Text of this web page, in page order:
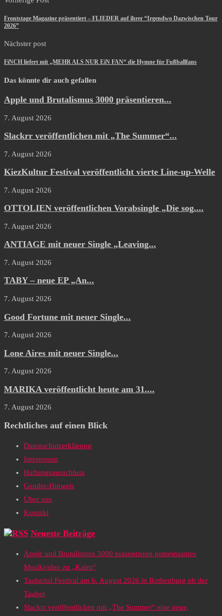
Frontstage Magazine präsentiert – FLIEDER auf ihrer “Irgendwo Dazwischen Tour
2026”
Nächster post
FiNCH liefert mit „MEHR ALS NUR EiN FAN“ die Hymne für Fußballfans
Das könnte dir auch gefallen
Apple und Brutalismus 3000 präsentieren...
7. August 2026
Slackrr veröffentlichen mit „The Summer“...
7. August 2026
KiezKultur Festival veröffentlicht vierte Line-up-Welle
7. August 2026
OTTOLIEN veröffentlichen Vorabsingle „Die sog....
7. August 2026
ANTIAGE mit neuer Single „Leaving...
7. August 2026
TABY – neue EP „An...
7. August 2026
Good Fortune mit neuer Single...
7. August 2026
Lone Aires mit neuer Single...
7. August 2026
MARIKA veröffentlicht heute am 31....
7. August 2026
Rechtliches auf einen Blick
Datenschutzerklärung
Impressum
Haftungsausschluss
Gender-Hinweis
Über uns
Kontakt
Neueste Beiträge
Apple und Brutalismus 3000 präsentieren gemeinsames
Musikvideo zu „Kairo“
Taubertal Festival am 6. August 2026 in Rothenburg ob der
Tauber
Slackrr veröffentlichen mit „The Summer“ eine neue,